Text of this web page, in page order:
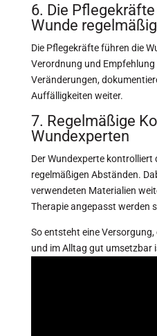
6. Die
Wunde regelmäßig
Die Pflegekräfte führen die
Verordnung und
Veränderungen,
Auffälligkeiten weiter.
7. Regelmäßige
Wundexperten
Der Wundexperte kontrolliert
regelmäßigen Abständen.
verwendeten Materialien
Therapie angepasst werden
So entsteht eine
und im Alltag gut umsetzbar